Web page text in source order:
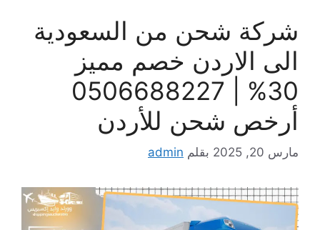
شركة شحن من السعودية
الى الاردن خصم مميز
30% | 0506688227
أرخص شحن للأردن
مارس 20, 2025 بقلم admin